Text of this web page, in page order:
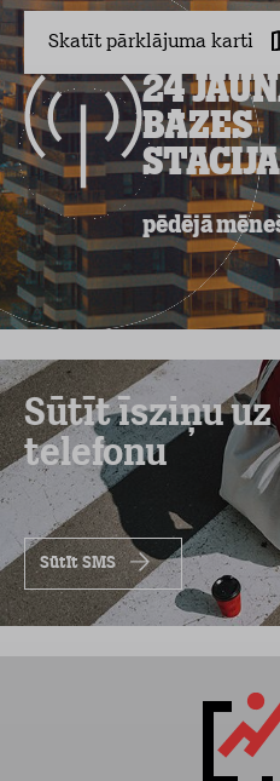
Skatīt pārklājuma karti
24
bāzes
pēdējā
VENTSPILS
Sūtīt īsziņu uz
telefonu
Sūtīt SMS